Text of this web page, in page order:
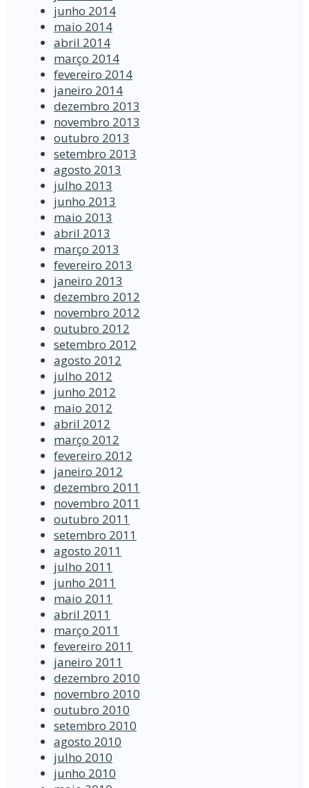
junho 2014
maio 2014
abril 2014
março 2014
fevereiro 2014
janeiro 2014
dezembro 2013
novembro 2013
outubro 2013
setembro 2013
agosto 2013
julho 2013
junho 2013
maio 2013
abril 2013
março 2013
fevereiro 2013
janeiro 2013
dezembro 2012
novembro 2012
outubro 2012
setembro 2012
agosto 2012
julho 2012
junho 2012
maio 2012
abril 2012
março 2012
fevereiro 2012
janeiro 2012
dezembro 2011
novembro 2011
outubro 2011
setembro 2011
agosto 2011
julho 2011
junho 2011
maio 2011
abril 2011
março 2011
fevereiro 2011
janeiro 2011
dezembro 2010
novembro 2010
outubro 2010
setembro 2010
agosto 2010
julho 2010
junho 2010